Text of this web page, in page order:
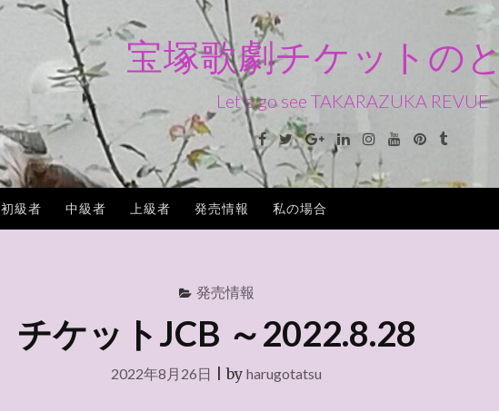
宝塚歌劇チケットの
Let's go see TAKARAZUKA REVUE
Facebook
TwitterGoogle+LinkedinInstagramYoutubePinterest
Tumblr
初級者 中級者 上級者 発売情報 私の場合
発売情報
チケットJCB ～2022.8.28
2022年8月26日 |by harugotatsu